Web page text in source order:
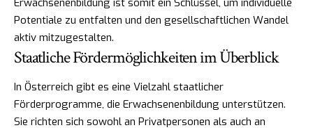
Potentiale zu entfalten und den gesellschaftlichen Wandel
aktiv mitzugestalten.
Staatliche Fördermöglichkeiten im Überblick
In Österreich gibt es eine Vielzahl staatlicher
Förderprogramme, die Erwachsenenbildung unterstützen.
Sie richten sich sowohl an Privatpersonen als auch an